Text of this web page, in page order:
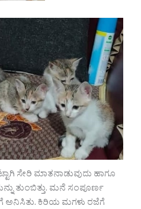
ಸೇರಿ ಮಾತನಾಡುವುದು ಹಾಗೂ
ತುಂಬಿತ್ತು. ಮನೆ ಸಂಪೂರ್ಣ
ಅನಿಸಿತು. ಕಿರಿಯ ಮಗಳು ರಜೆಗೆ